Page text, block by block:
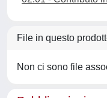
File in questo
Non ci sono file